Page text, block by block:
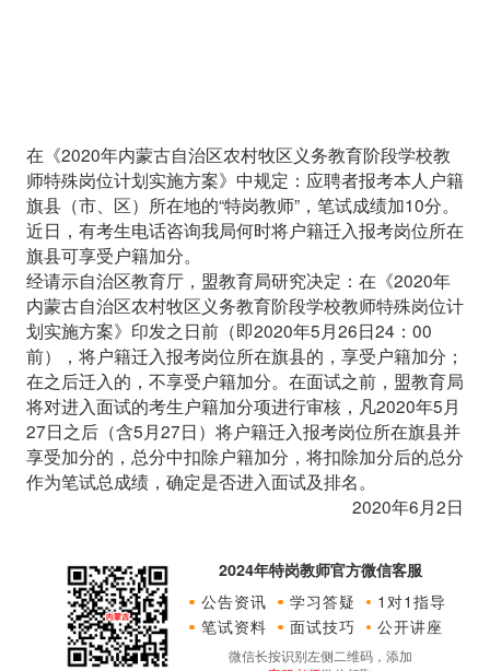
在《2020年内蒙古自治区农村牧区义务教育阶段学校教
师特殊岗位计划实施方案》中规定：应聘者报考本人户籍
旗县（市、区）所在地的“特岗教师”，笔试成绩加10分。
近日，有考生电话咨询我局何时将户籍迁入报考岗位所在
旗县可享受户籍加分。
经请示自治区教育厅，盟教育局研究决定：在《2020年
内蒙古自治区农村牧区义务教育阶段学校教师特殊岗位计
划实施方案》印发之日前（即2020年5月26日24：00
前），将户籍迁入报考岗位所在旗县的，享受户籍加分；
在之后迁入的，不享受户籍加分。在面试之前，盟教育局
将对进入面试的考生户籍加分项进行审核，凡2020年5月
27日之后（含5月27日）将户籍迁入报考岗位所在旗县并
享受加分的，总分中扣除户籍加分，将扣除加分后的总分
作为笔试总成绩，确定是否进入面试及排名。
2020年6月2日
2024年特岗教师官方微信客服
公告资讯
学习答疑
1对1指导
笔试资料
面试技巧 公开讲座
微信长按识别左侧二维码，添加